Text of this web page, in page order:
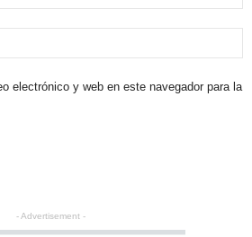
electrónico y web en este navegador para la
- Advertisement -